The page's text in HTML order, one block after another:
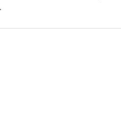
of gratis online waarde-